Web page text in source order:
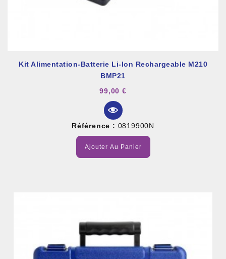
Kit Alimentation-Batterie Li-Ion Rechargeable M210
BMP21
99,00 €
Référence : 0819900N
Ajouter Au Panier